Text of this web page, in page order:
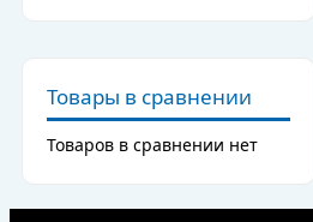
Товары в сравнении
Товаров в сравнении нет